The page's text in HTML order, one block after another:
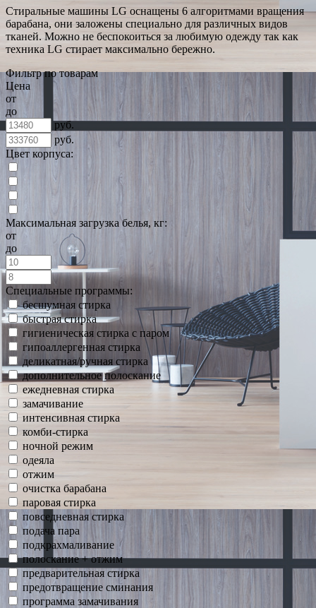
Стиральные машины LG оснащены 6 алгоритмами вращения
барабана, они заложены специально для различных видов
тканей. Можно не беспокоиться за любимую одежду так как
техника LG стирает максимально бережно.
Фильтр по товарам
Цена
от
до
руб.
руб.
Цвет корпуса:
Максимальная загрузка белья, кг:
от
до
Специальные программы:
бесшумная стирка
быстрая стирка
гигиеническая стирка с паром
гипоаллергенная стирка
деликатная/ручная стирка
дополнительное полоскание
ежедневная стирка
замачивание
интенсивная стирка
комби-стирка
ночной режим
одеяла
отжим
очистка барабана
паровая стирка
повседневная стирка
подача пара
подкрахмаливание
полоскание + отжим
предварительная стирка
предотвращение сминания
программа замачивания